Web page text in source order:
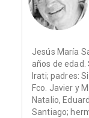
Jesús María
años de edad.
Irati; padres:
Fco. Javier y
Natalio,
Santiago;